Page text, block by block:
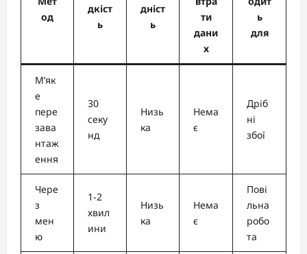
од
дкіст
ь
дніст
ь
ти
дани
х
ь
для
М’як
е
пере
зава
нтаж
ення
30
секу
нд
Низь
ка
Нема
є
Дріб
ні
збої
Чере
з
мен
ю
1-2
хвил
ини
Низь
ка
Нема
є
Пові
льна
робо
та